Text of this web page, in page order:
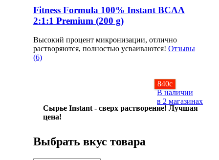
Цитруллин
Глютамин
НАЗАД
Ремни и перчатки
840c
В наличии
в 2 магазинах
Fitness Formula 100% Instant BCAA
2:1:1 Premium (200 g)
Высокий процент микронизации, отлично
растворяются, полностью усваиваются! Отзывы
(6)
Сырье Instant - сверх растворение! Лучшая
цена!
Выбрать вкус товара